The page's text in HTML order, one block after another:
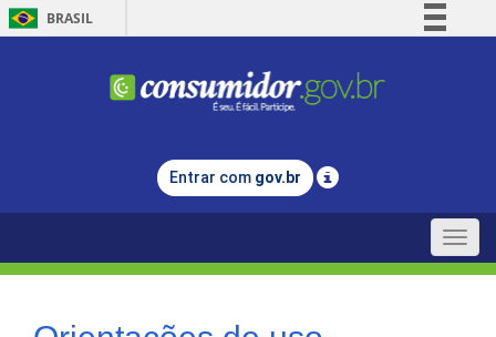
BRASIL
Comunica BR
Legislação
Entrar com gov.br
Toggle